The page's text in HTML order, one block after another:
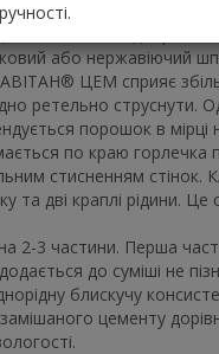
на
або нержавіючий
ЦЕМ сприяє
ретельно струснути.
порошок в
по краю горлечка
стисненням
та дві краплі рідини. Це
2-3 частини. Перша
до суміші не
блискучу
цементу